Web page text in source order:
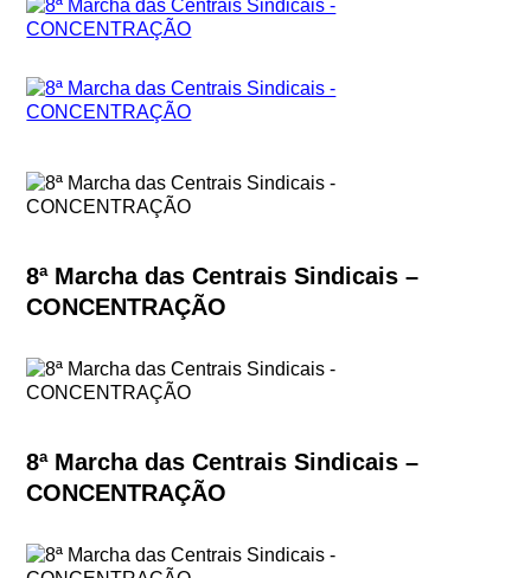
8ª Marcha das Centrais Sindicais –
CONCENTRAÇÃO
8ª Marcha das Centrais Sindicais –
CONCENTRAÇÃO